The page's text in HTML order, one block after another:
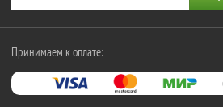
Принимаем к оплате: